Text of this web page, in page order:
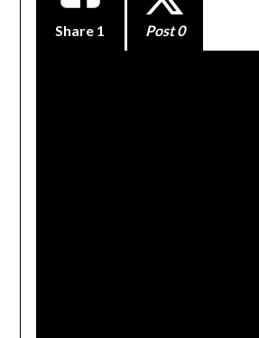
Share 1 Post 0